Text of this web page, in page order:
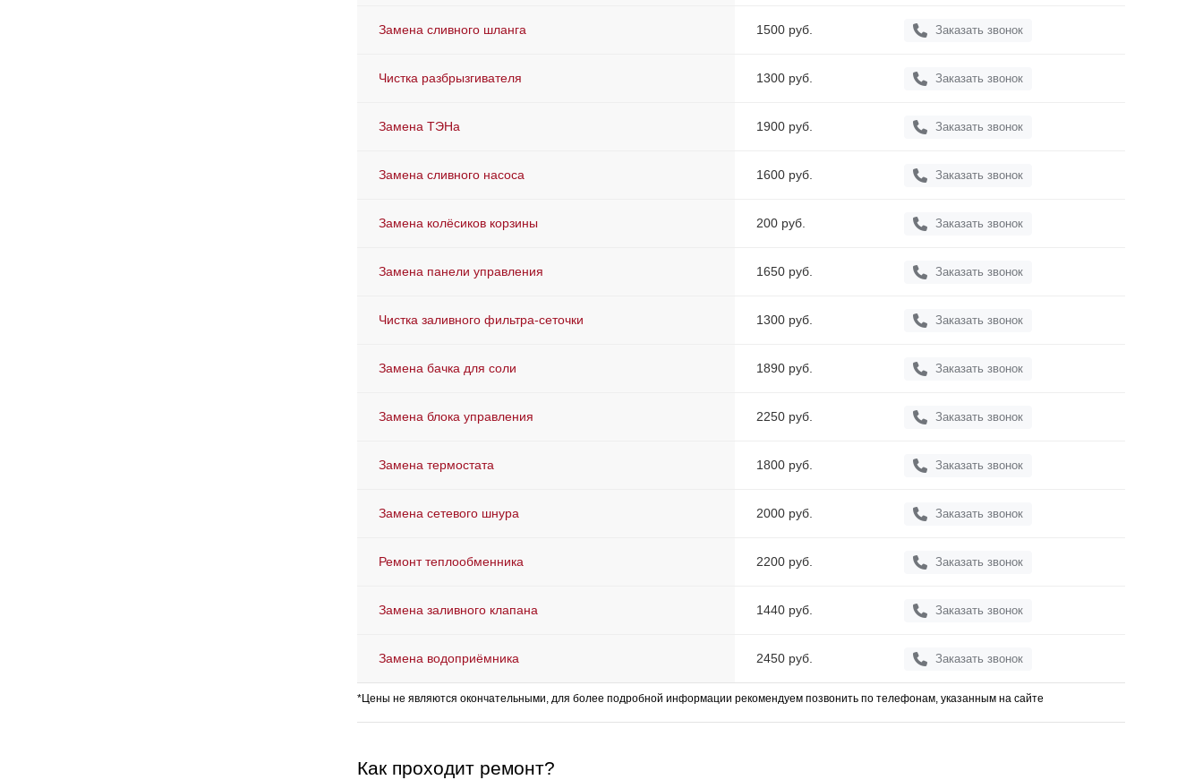
Замена сливного шланга 1500 руб. Заказать звонок
Чистка разбрызгивателя 1300 руб. Заказать звонок
Замена ТЭНа 1900 руб. Заказать звонок
Замена сливного насоса 1600 руб. Заказать звонок
Замена колёсиков корзины 200 руб. Заказать звонок
Замена панели управления 1650 руб. Заказать звонок
Чистка заливного фильтра-сеточки 1300 руб. Заказать звонок
Замена бачка для соли 1890 руб. Заказать звонок
Замена блока управления 2250 руб. Заказать звонок
Замена термостата 1800 руб. Заказать звонок
Замена сетевого шнура 2000 руб. Заказать звонок
Ремонт теплообменника 2200 руб. Заказать звонок
Замена заливного клапана 1440 руб. Заказать звонок
Замена водоприёмника 2450 руб. Заказать звонок
*Цены не являются окончательными, для более подробной информации рекомендуем позвонить по телефонам, указанным на сайте
Как проходит ремонт?